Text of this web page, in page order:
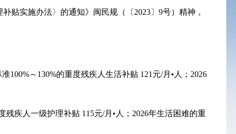
补贴实施办法〉的通知》 闽民规（ 〔 2023〕9号） 精神，
准100%～ 130%的重度残疾人生活补贴 121元/月•人； 2026
残疾人一级护理补贴 115元/月•人； 2026年生活困难的重